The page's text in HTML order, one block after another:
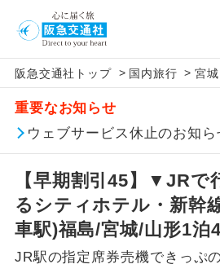
阪急交通社トップ > 国内旅行 > 宮城
重要なお知らせ
ウェブサービス休止のお知ら
【早期割引45】▼JR
るシティホテル・新幹
車駅)福島/宮城/山形1泊
JR駅の指定席券売機できっぷ
アイコン
添乗員同行
往路出発空港（
（駅）まで同行
現地添乗員同
行
現地到着空港
（駅）まで添乗
バスガイド乗
務
バスガイドが乗
があります。